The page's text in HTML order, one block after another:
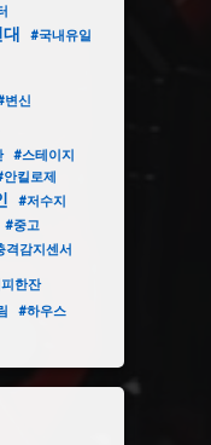
#국내유일
변신
#스테이지
안킬로제
#저수지
#중고
격감지센서
한잔
#하우스